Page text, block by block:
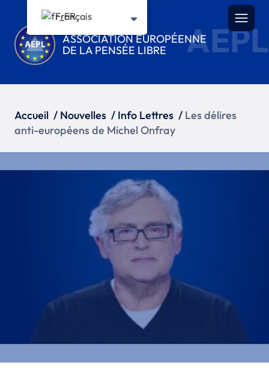
ASSOCIATION EUROPÉENNE
DE LA PENSÉE LIBRE
AEPL
Accueil / Nouvelles / Info Lettres / Les délires
anti-européens de Michel Onfray
Français